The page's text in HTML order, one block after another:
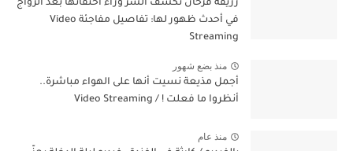
رزيقة فرحان تكشف السر وراء اختفائها بعد الزواج
في أحدث ظهور لها: تفاصيل مفاجئة Video
Streaming
منذ بضع شهور
أجمل مذيعة نسيت أنها على الهواء مباشرة..
أنظروا ما فعلت ! / Video Streaming
منذ عام